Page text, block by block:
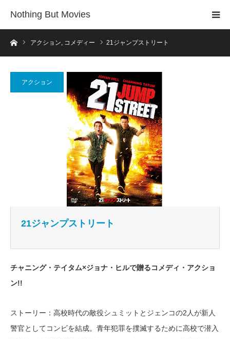
Nothing But Movies
ホームアクション, コメディー 21ジャンプストリート
アクション
21ジャンプストリート
チャニング・テイタム×ジョナ・ヒルで贈るコメディ・アクショ
ン!!
ストーリー：高校時代の敵役シュミットとジェンコの2人が新人
警官としてコンビを結成。青年犯罪を撲滅するために高校で潜入